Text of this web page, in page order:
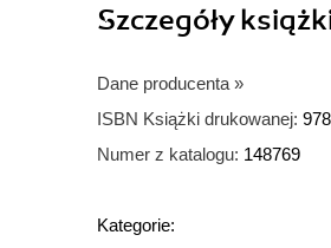
Szczegóły
Dane producenta »
ISBN Książki drukowanej:
Numer z katalogu: 148769
Kategorie: